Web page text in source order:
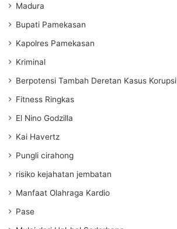
Madura
Bupati Pamekasan
Kapolres Pamekasan
Kriminal
Berpotensi Tambah Deretan Kasus Korupsi
Fitness Ringkas
El Nino Godzilla
Kai Havertz
Pungli cirahong
risiko kejahatan jembatan
Manfaat Olahraga Kardio
Pase